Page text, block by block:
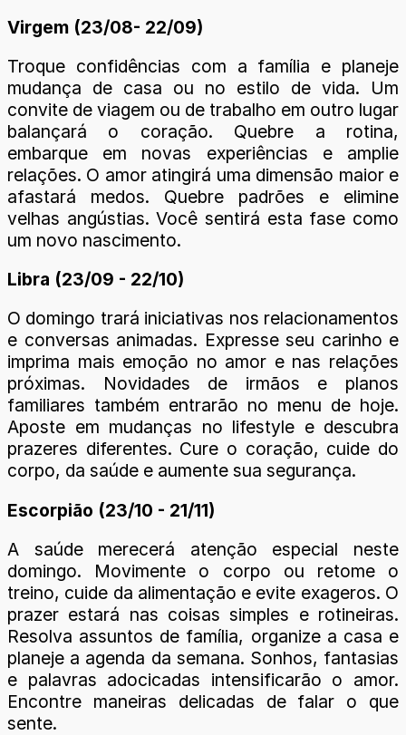
Virgem (23/08- 22/09)
Troque confidências com a família e planeje
mudança de casa ou no estilo de vida. Um
convite de viagem ou de trabalho em outro lugar
balançará o coração. Quebre a rotina,
embarque em novas experiências e amplie
relações. O amor atingirá uma dimensão maior e
afastará medos. Quebre padrões e elimine
velhas angústias. Você sentirá esta fase como
um novo nascimento.
Libra (23/09 - 22/10)
O domingo trará iniciativas nos relacionamentos
e conversas animadas. Expresse seu carinho e
imprima mais emoção no amor e nas relações
próximas. Novidades de irmãos e planos
familiares também entrarão no menu de hoje.
Aposte em mudanças no lifestyle e descubra
prazeres diferentes. Cure o coração, cuide do
corpo, da saúde e aumente sua segurança.
Escorpião (23/10 - 21/11)
A saúde merecerá atenção especial neste
domingo. Movimente o corpo ou retome o
treino, cuide da alimentação e evite exageros. O
prazer estará nas coisas simples e rotineiras.
Resolva assuntos de família, organize a casa e
planeje a agenda da semana. Sonhos, fantasias
e palavras adocicadas intensificarão o amor.
Encontre maneiras delicadas de falar o que
sente.